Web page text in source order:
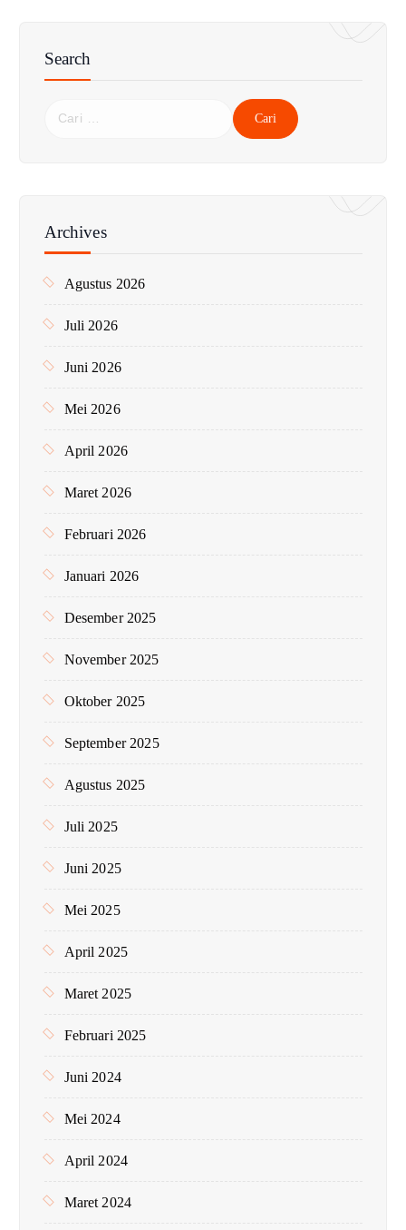
Search
n
k
Archives
Agustus 2026
Juli 2026
Juni 2026
Mei 2026
April 2026
Maret 2026
Februari 2026
Januari 2026
Desember 2025
November 2025
Oktober 2025
September 2025
Agustus 2025
Juli 2025
Juni 2025
Mei 2025
April 2025
Maret 2025
Februari 2025
Juni 2024
Mei 2024
April 2024
Maret 2024